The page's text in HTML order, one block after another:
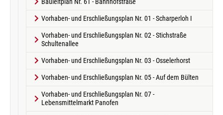
Vorhaben- und Erschließungsplan Nr. 01 - Scharperloh I
Vorhaben- und Erschließungsplan Nr. 02 - Stichstraße
Schultenallee
Vorhaben- und Erschließungsplan Nr. 03 - Osselerhorst
Vorhaben- und Erschließungsplan Nr. 05 - Auf dem Bülten
Vorhaben- und Erschließungsplan Nr. 07 -
Lebensmittelmarkt Panofen